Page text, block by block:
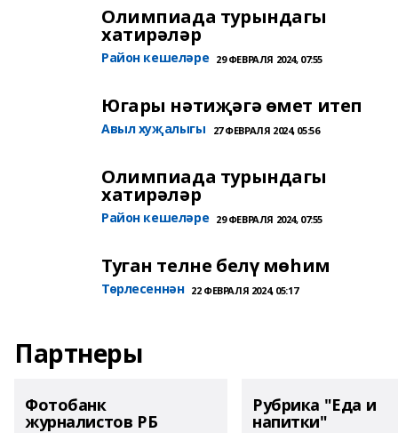
Олимпиада турындагы
хатирәләр
Район кешеләре 29 ФЕВРАЛЯ 2024, 07:55
Югары нәтиҗәгә өмет итеп
Авыл хуҗалыгы 27 ФЕВРАЛЯ 2024, 05:56
Олимпиада турындагы
хатирәләр
Район кешеләре 29 ФЕВРАЛЯ 2024, 07:55
Туган телне белү мөһим
Төрлесеннән 22 ФЕВРАЛЯ 2024, 05:17
Партнеры
Фотобанк
журналистов РБ
Рубрика "Еда и
напитки"